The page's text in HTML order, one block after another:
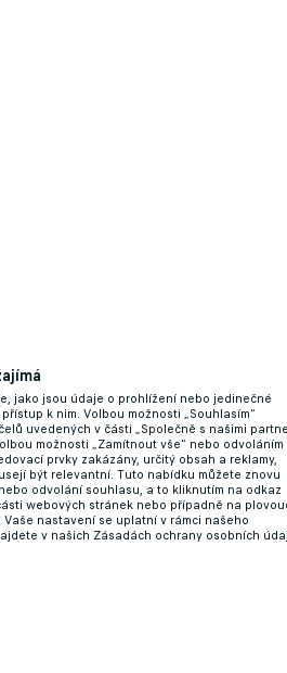
jako jsou údaje o prohlížení nebo jedinečné
k nim. Volbou možnosti „Souhlasím“
uvedených v části „Společně s našimi
možnosti „Zamítnout vše“ nebo odvoláním
prvky zakázány, určitý obsah a reklamy,
být relevantní. Tuto nabídku můžete znovu
odvolání souhlasu, a to kliknutím na odkaz
webových stránek nebo případně na
nastavení se uplatní v rámci našeho
v našich Zásadách ochrany osobních